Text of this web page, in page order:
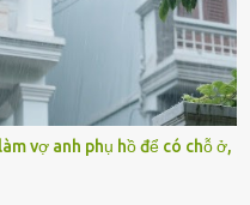
tâm: bỏ lại đứa trẻ. Họ
và ký vào giấy từ chối
lý bé như một trường hợp bị
họ – Trần Lệ Mi – vẫn đang
biết chuyện gì xảy ra.
sát công tác tại địa phương,
đi trong lặng lẽ. Nét mặt đỏ
vợ anh phụ hồ để có chỗ ở,